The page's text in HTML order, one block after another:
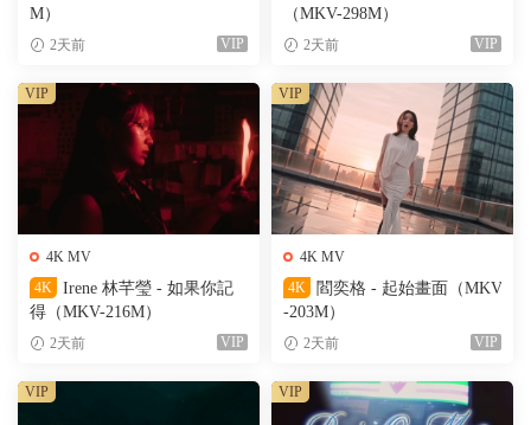
M）
2天前 VIP
（MKV-298M）
2天前 VIP
4K MV
4K
Irene 林芊瑩 - 如果你記
得（MKV-216M）
2天前 VIP
VIP
4K MV
4K
閻奕格 - 起始畫面（MKV
-203M）
2天前 VIP
VIP
VIP VIP